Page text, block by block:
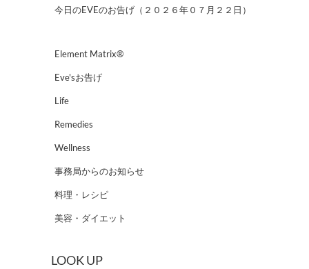
今日のEVEのお告げ（２０２６年０７月２２日）
Element Matrix®
Eve'sお告げ
Life
Remedies
Wellness
事務局からのお知らせ
料理・レシピ
美容・ダイエット
LOOK UP